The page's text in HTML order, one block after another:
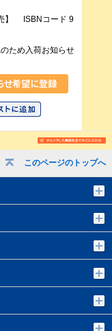
このページのトップへ
】 ISBNコード 9
ため入荷お知らせ